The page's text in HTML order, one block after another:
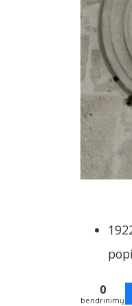
0
bendrinimų